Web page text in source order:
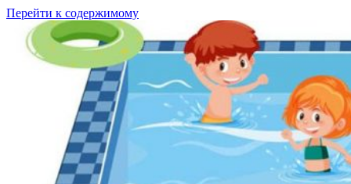
Перейти к содержимому